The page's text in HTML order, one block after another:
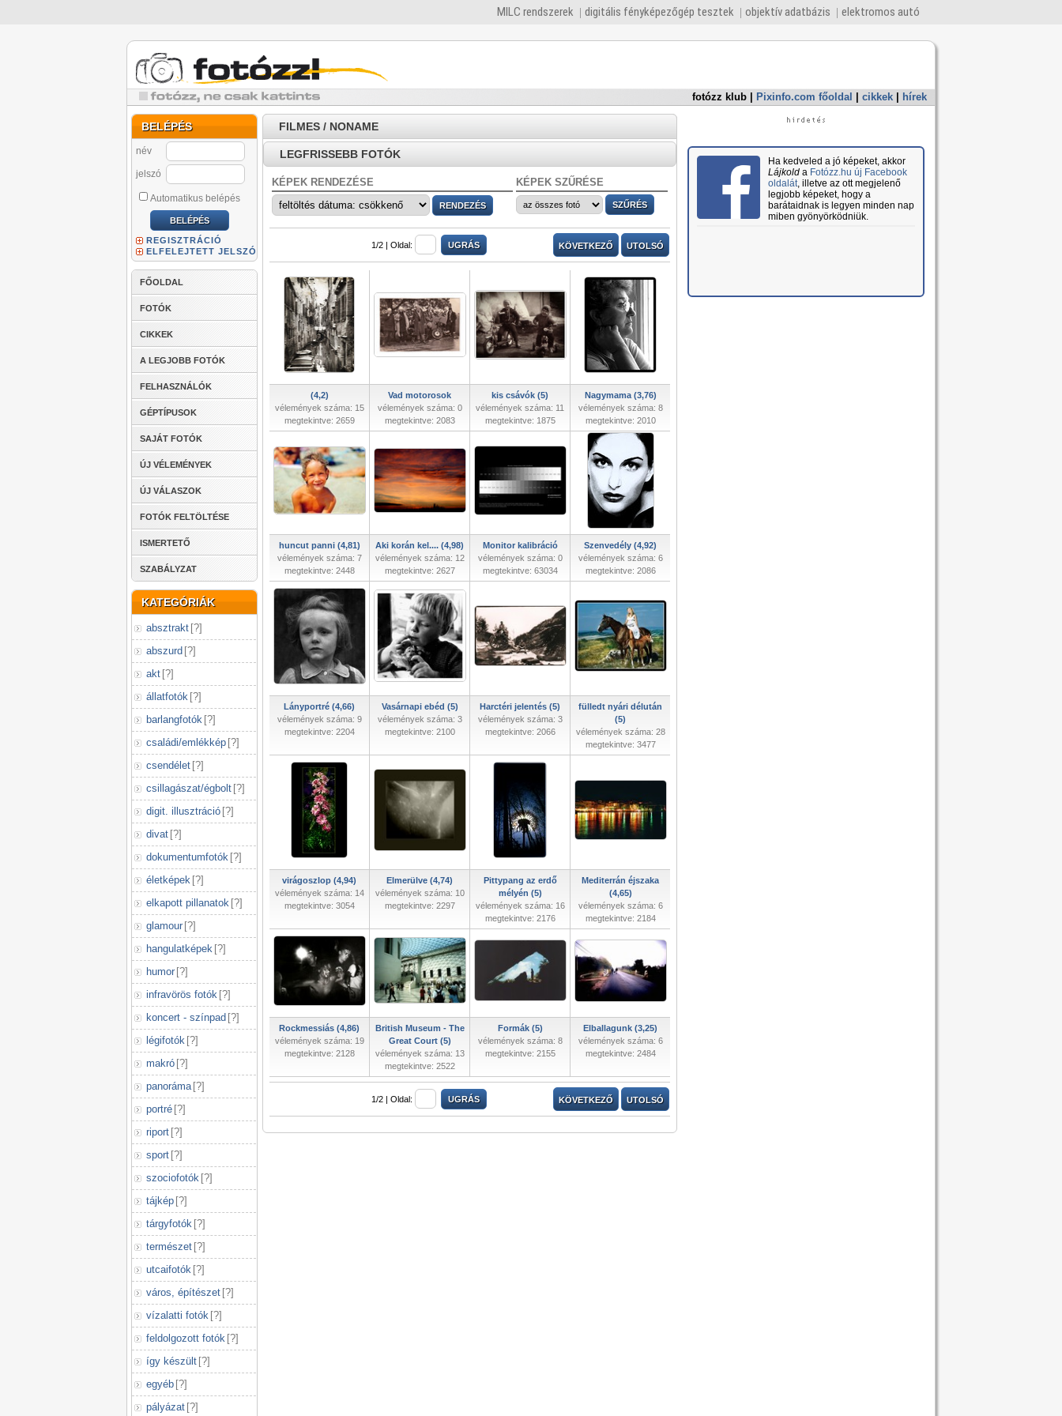
MILC rendszerek digitális fényképezőgép tesztek objektív adatbázis elektromos autó
fotózz klub Pixinfo.com főoldal cikkek hírek
BELÉPÉS
név
jelszó
Automatikus belépés
REGISZTRÁCIÓ
ELFELEJTETT JELSZÓ
FŐOLDAL
FOTÓK
CIKKEK
A LEGJOBB FOTÓK
FELHASZNÁLÓK
GÉPTÍPUSOK
SAJÁT FOTÓK
ÚJ VÉLEMÉNYEK
ÚJ VÁLASZOK
FOTÓK FELTÖLTÉSE
ISMERTETŐ
SZABÁLYZAT
KATEGÓRIÁK
absztrakt [?]
abszurd [?]
akt [?]
állatfotók [?]
barlangfotók [?]
családi/emlékkép [?]
csendélet [?]
csillagászat/égbolt [?]
digit. illusztráció [?]
divat [?]
dokumentumfotók [?]
életképek [?]
elkapott pillanatok [?]
glamour [?]
hangulatképek [?]
humor [?]
infravörös fotók [?]
koncert - színpad [?]
légifotók [?]
makró [?]
panoráma [?]
portré [?]
riport [?]
sport [?]
szociofotók [?]
tájkép [?]
tárgyfotók [?]
természet [?]
utcaifotók [?]
város, építészet [?]
vízalatti fotók [?]
feldolgozott fotók [?]
így készült [?]
egyéb [?]
pályázat [?]
FILMES / NONAME
LEGFRISSEBB FOTÓK
KÉPEK RENDEZÉSE KÉPEK SZŰRÉSE
1/2 | Oldal: KÖVETKEZŐ UTOLSÓ
(4,2)
vélemények száma: 15
megtekintve: 2659
Vad motorosok
vélemények száma: 0
megtekintve: 2083
kis csávók (5)
vélemények száma: 11
megtekintve: 1875
Nagymama (3,76)
vélemények száma: 8
megtekintve: 2010
huncut panni (4,81)
vélemények száma: 7
megtekintve: 2448
Aki korán kel.... (4,98)
vélemények száma: 12
megtekintve: 2627
Monitor kalibráció
vélemények száma: 0
megtekintve: 63034
Szenvedély (4,92)
vélemények száma: 6
megtekintve: 2086
Lányportré (4,66)
vélemények száma: 9
megtekintve: 2204
Vasárnapi ebéd (5)
vélemények száma: 3
megtekintve: 2100
Harctéri jelentés (5)
vélemények száma: 3
megtekintve: 2066
fülledt nyári délután
(5)
vélemények száma: 28
megtekintve: 3477
virágoszlop (4,94)
vélemények száma: 14
megtekintve: 3054
Elmerülve (4,74)
vélemények száma: 10
megtekintve: 2297
Pittypang az erdő
mélyén (5)
vélemények száma: 16
megtekintve: 2176
Mediterrán éjszaka
(4,65)
vélemények száma: 6
megtekintve: 2184
Rockmessiás (4,86)
vélemények száma: 19
megtekintve: 2128
British Museum - The
Great Court (5)
vélemények száma: 13
megtekintve: 2522
Formák (5)
vélemények száma: 8
megtekintve: 2155
Elballagunk (3,25)
vélemények száma: 6
megtekintve: 2484
1/2 | Oldal: KÖVETKEZŐ UTOLSÓ
Ha kedveled a jó képeket, akkor
Lájkolda Fotózz.hu új Facebook
oldalát, illetve az ott megjelenő
legjobb képeket, hogy a
barátaidnak is legyen minden nap
miben gyönyörködniük.